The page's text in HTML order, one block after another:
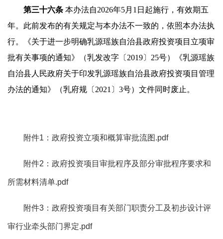
第三十六条 本办法自2026年5月1日起施行，有效期五
年。此前发布的有关规定与本办法不一致的，依照本办法执
行。《关于进一步明确乳源瑶族自治县政府投资项目立项审
批有关事项的通知》（乳发改字〔2019〕25号）《乳源瑶族
自治县人民政府关于印发乳源瑶族自治县政府投资项目管理
办法的通知》（乳府规〔2021〕3号）文件同时废止。
附件1：政府投资立项和概算审批流图.pdf
附件2：政府投资项目审批程序及部分审批程序要求和
所需材料清单.pdf
附件3：政府投资项目有关部门职责分工及初步设计评
审行业牵头部门界定.pdf